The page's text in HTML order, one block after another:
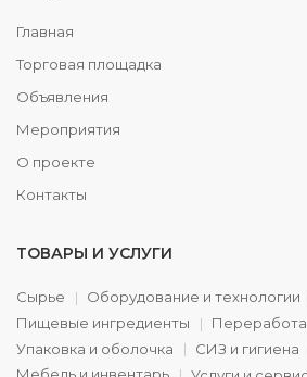
Главная
Торговая площадка
Объявления
Мероприятия
О проекте
Контакты
ТОВАРЫ И УСЛУГИ
Сырье
Оборудование и технологии
Пищевые ингредиенты
Упаковка и оболочка
СИЗ и гигиена